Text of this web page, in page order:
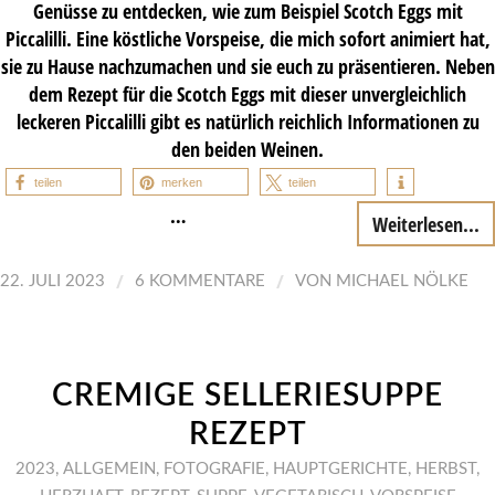
Genüsse zu entdecken, wie zum Beispiel Scotch Eggs mit
Piccalilli. Eine köstliche Vorspeise, die mich sofort animiert hat,
sie zu Hause nachzumachen und sie euch zu präsentieren. Neben
dem Rezept für die Scotch Eggs mit dieser unvergleichlich
leckeren Piccalilli gibt es natürlich reichlich Informationen zu
den beiden Weinen.
teilen merken teilen
… Weiterlesen...
22. JULI 2023 / 6 KOMMENTARE / VON MICHAEL NÖLKE
CREMIGE SELLERIESUPPE
REZEPT
2023, ALLGEMEIN , FOTOGRAFIE , HAUPTGERICHTE , HERBST ,